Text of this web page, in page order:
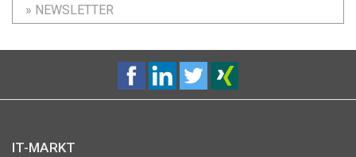
» NEWSLETTER
IT-MARKT